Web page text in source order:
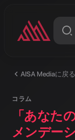
AISA Mediaに戻る
コラム
「あなた
メンデー